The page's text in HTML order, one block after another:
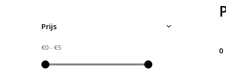
0
Prijs
€0 - €5